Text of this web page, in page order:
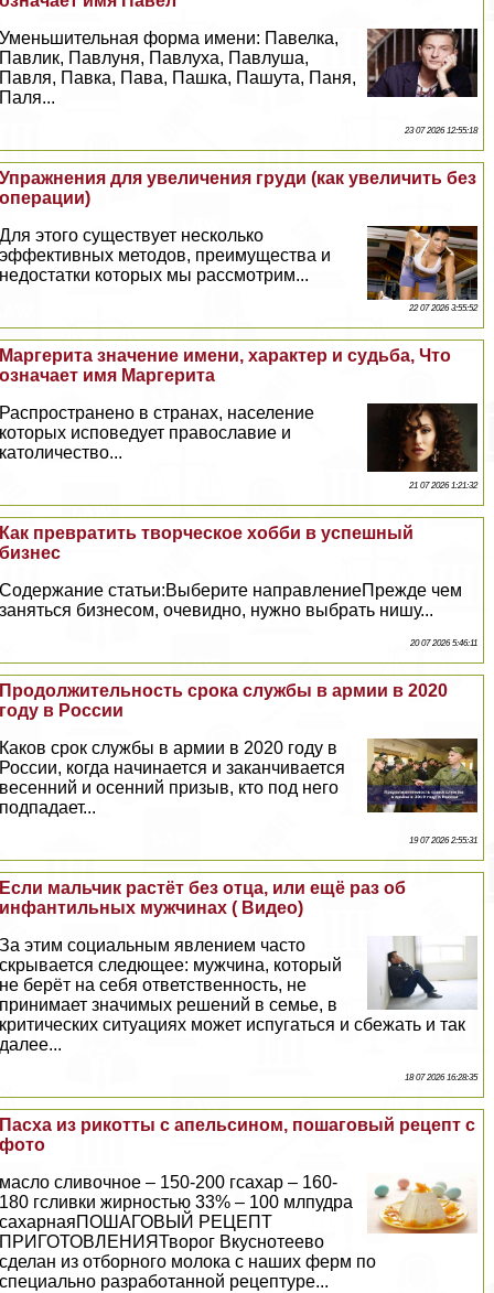
Уменьшительная форма имени: Павелка,
Павлик, Павлуня, Павлуха, Павлуша,
Павля, Павка, Пава, Пашка, Пашута, Паня,
Паля...
23 07 2026 12:55:18
Упражнения для увеличения гpyди (как увеличить без
операции)
Для этого существует несколько
эффективных методов, преимущества и
недостатки которых мы рассмотрим...
22 07 2026 3:55:52
Маргерита значение имени, хаpaктер и судьба, Что
означает имя Маргерита
Распространено в странах, население
которых исповедует православие и
католичество...
21 07 2026 1:21:32
Как превратить творческое хобби в успешный
бизнес
Содержание статьи:Выберите направлениеПрежде чем
заняться бизнесом, очевидно, нужно выбрать нишу...
20 07 2026 5:46:11
Продолжительность срока службы в армии в 2020
году в России
Каков срок службы в армии в 2020 году в
России, когда начинается и заканчивается
весенний и осенний призыв, кто под него
подпадает...
19 07 2026 2:55:31
Если мальчик растёт без отца, или ещё раз об
инфантильных мужчинах ( Видео)
За этим социальным явлением часто
скрывается следющее: мужчина, который
не берёт на себя ответственность, не
принимает значимых решений в семье, в
критических ситуациях может испугаться и сбежать и так
далее...
18 07 2026 16:28:35
Пасха из рикотты с апельсином, пошаговый рецепт с
фото
масло сливочное – 150-200 гсахар – 160-
180 гсливки жирностью 33% – 100 млпудра
сахарнаяПОШАГОВЫЙ РЕЦЕПТ
ПРИГОТОВЛЕНИЯТворог Вкуснотеево
сделан из отборного молока с наших ферм по
специально разработанной рецептуре...